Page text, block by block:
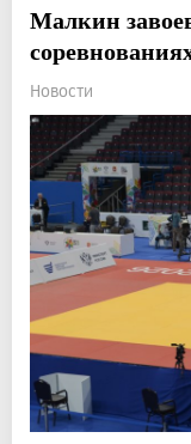
Малкин
Новости